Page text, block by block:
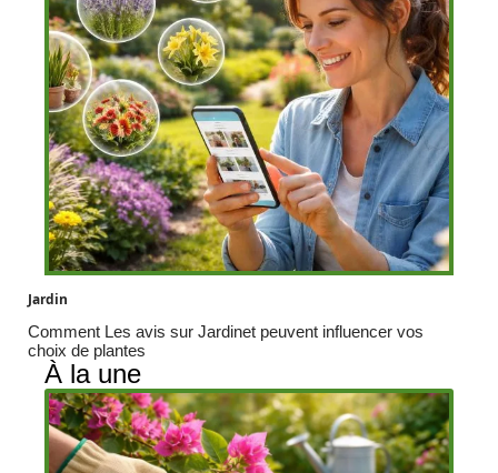
Jardin
Comment Les avis sur Jardinet peuvent influencer vos
choix de plantes
À la une